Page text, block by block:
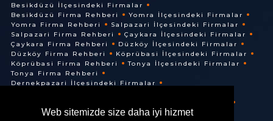
Web sitemizde size daha iyi hizmet
Besikdüzü İlçesindeki Firmalar
Besikdüzü Firma Rehberi
Yomra İlçesindeki Firmalar
Yomra Firma Rehberi
Salpazari İlçesindeki Firmalar
Salpazari Firma Rehberi
Çaykara İlçesindeki Firmalar
Çaykara Firma Rehberi
Düzköy İlçesindeki Firmalar
Düzköy Firma Rehberi
Köprübasi İlçesindeki Firmalar
Köprübasi Firma Rehberi
Tonya İlçesindeki Firmalar
Tonya Firma Rehberi
Dernekpazari İlçesindeki Firmalar
Of İlçesindeki Firmalar
Of Firma Rehberi